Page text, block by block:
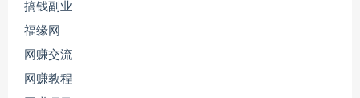
搞钱副业
福缘网
网赚交流
网赚教程